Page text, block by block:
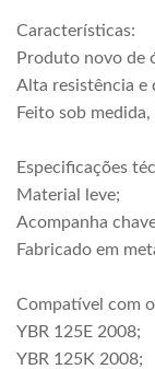
Características:
Produto novo de
Alta resistência e
Feito sob
Especificações
Material leve;
Acompanha
Fabricado em
Compatível com
YBR 125E 2008;
YBR 125K 2008;